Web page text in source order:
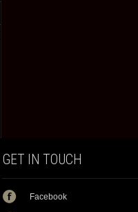
GET IN TOUCH
Facebook